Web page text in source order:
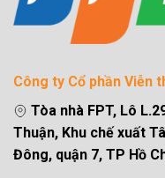
Công ty Cổ phần Viễn
Tòa nhà FPT, Lô
Thuận, Khu chế xuất
Đông, quận 7, TP Hồ